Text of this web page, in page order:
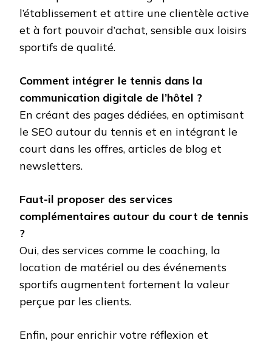
l’établissement et attire une clientèle active
et à fort pouvoir d’achat, sensible aux loisirs
sportifs de qualité.
Comment intégrer le tennis dans la
communication digitale de l’hôtel ?
En créant des pages dédiées, en optimisant
le SEO autour du tennis et en intégrant le
court dans les offres, articles de blog et
newsletters.
Faut-il proposer des services
complémentaires autour du court de tennis
?
Oui, des services comme le coaching, la
location de matériel ou des événements
sportifs augmentent fortement la valeur
perçue par les clients.
Enfin, pour enrichir votre réflexion et